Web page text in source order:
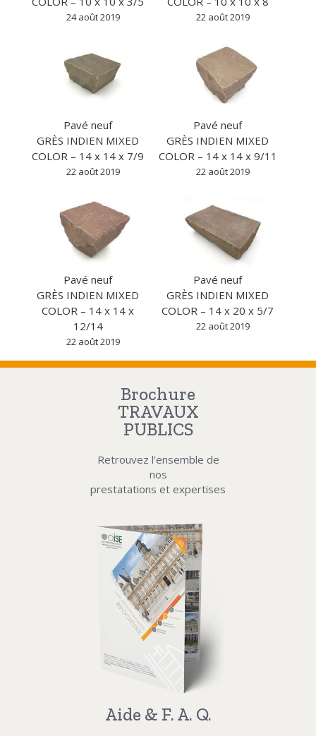
24 août 2019 22 août 2019
Pavé neuf
GRÈS INDIEN MIXED
COLOR – 14 x 14 x 7/9
22 août 2019
Pavé neuf
GRÈS INDIEN MIXED
COLOR – 14 x 14 x 9/11
22 août 2019
Pavé neuf
GRÈS INDIEN MIXED
COLOR – 14 x 14 x
12/14
22 août 2019
Pavé neuf
GRÈS INDIEN MIXED
COLOR – 14 x 20 x 5/7
22 août 2019
Brochure
TRAVAUX
PUBLICS
Retrouvez l’ensemble de
nos
prestatations et expertises
Aide & F. A. Q.